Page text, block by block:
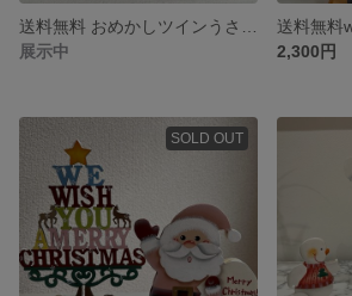
展示中
2,300円
SOLD OUT